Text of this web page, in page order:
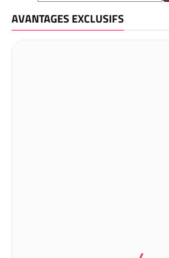
AVANTAGES EXCLUSIFS